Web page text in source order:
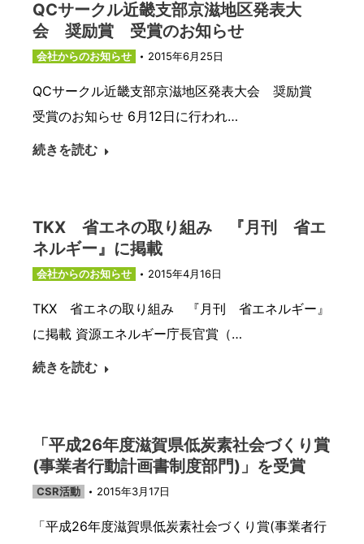
QCサークル近畿支部京滋地区発表大
会 奨励賞 受賞のお知らせ
会社からのお知らせ 2015年6月25日
QCサークル近畿支部京滋地区発表大会 奨励賞
受賞のお知らせ 6月12日に行われ…
続きを読む
TKX 省エネの取り組み 『月刊 省エ
ネルギー』に掲載
会社からのお知らせ 2015年4月16日
TKX 省エネの取り組み 『月刊 省エネルギー』
に掲載 資源エネルギー庁長官賞（…
続きを読む
「平成26年度滋賀県低炭素社会づくり賞
(事業者行動計画書制度部門)」を受賞
CSR活動 2015年3月17日
「平成26年度滋賀県低炭素社会づくり賞(事業者行